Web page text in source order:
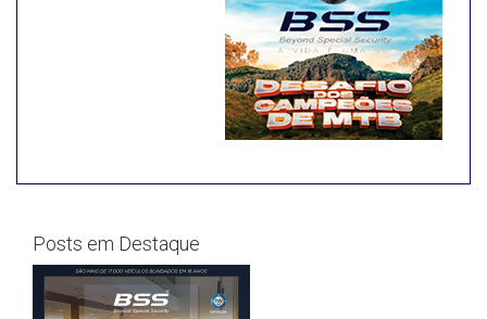
Posts em Destaque